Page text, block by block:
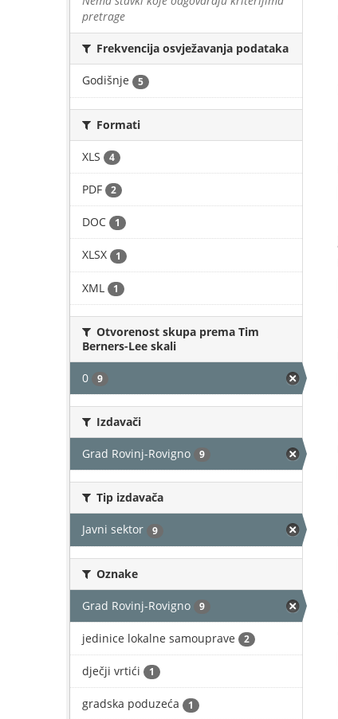
pretrage
Frekvencija osvježavanja podataka
Godišnje 5
Formati
XLS 4
PDF 2
DOC 1
XLSX 1
XML 1
Otvorenost skupa prema Tim
Berners-Lee skali
0 9
Izdavači
Grad Rovinj-Rovigno 9
Tip izdavača
Javni sektor 9
Oznake
Grad Rovinj-Rovigno 9
jedinice lokalne samouprave 2
dječji vrtići 1
gradska poduzeća 1